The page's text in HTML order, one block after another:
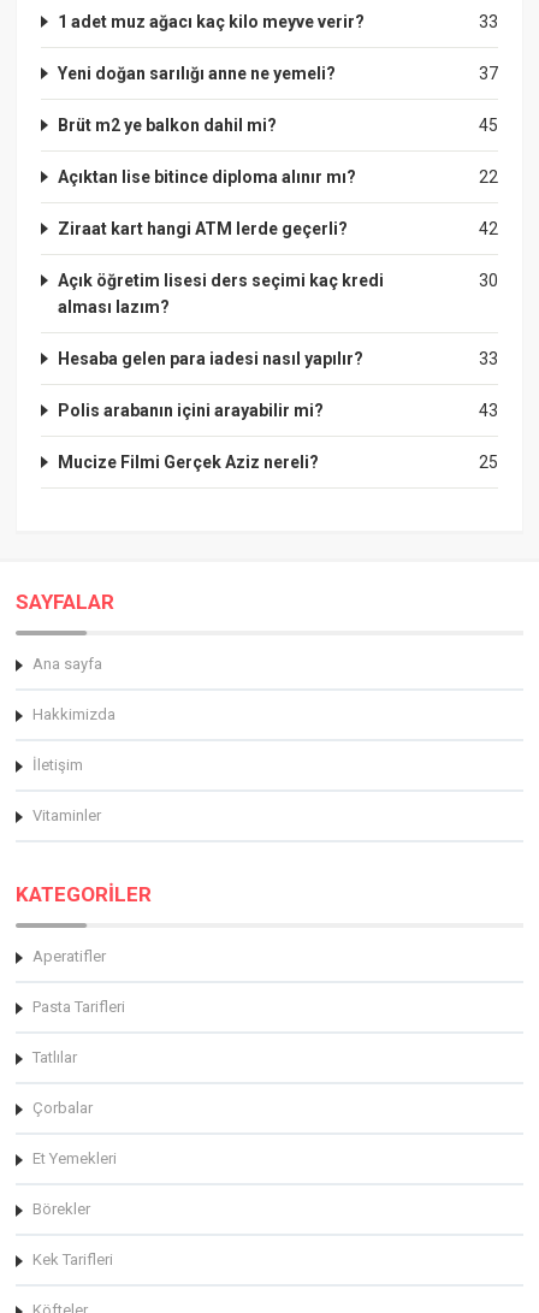
33
1 adet muz ağacı kaç kilo meyve verir?
37
Yeni doğan sarılığı anne ne yemeli?
45
Brüt m2 ye balkon dahil mi?
22
Açıktan lise bitince diploma alınır mı?
42
Ziraat kart hangi ATM lerde geçerli?
30
Açık öğretim lisesi ders seçimi kaç kredi
alması lazım?
33
Hesaba gelen para iadesi nasıl yapılır?
43
Polis arabanın içini arayabilir mi?
25
Mucize Filmi Gerçek Aziz nereli?
SAYFALAR
Ana sayfa
Hakkimizda
İletişim
Vitaminler
KATEGORİLER
Aperatifler
Pasta Tarifleri
Tatlılar
Çorbalar
Et Yemekleri
Börekler
Kek Tarifleri